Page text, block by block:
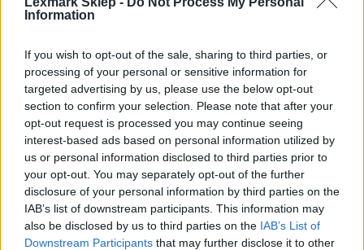
Information
If you wish to opt-out of the sale, sharing to third parties, or
processing of your personal or sensitive information for
targeted advertising by us, please use the below opt-out
section to confirm your selection. Please note that after your
opt-out request is processed you may continue seeing
interest-based ads based on personal information utilized by
us or personal information disclosed to third parties prior to
your opt-out. You may separately opt-out of the further
disclosure of your personal information by third parties on the
IAB’s list of downstream participants. This information may
also be disclosed by us to third parties on the IAB’s List of
Downstream Participants that may further disclose it to other
Informacje handlowe
Kod producenta
74C20K0
Dane producenta